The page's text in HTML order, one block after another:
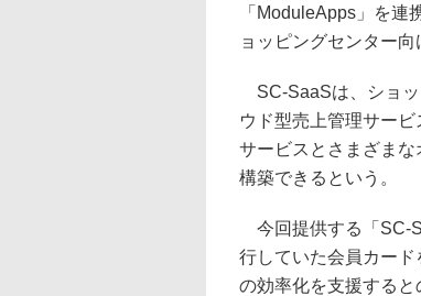
「ModuleApps」を
ョッピングセンター
SC-SaaSは、ショッ
ウド型売上管理サー
サービスとさまざま
構築できるという。
今回提供する「SC-
行していた会員カー
の効率化を支援する